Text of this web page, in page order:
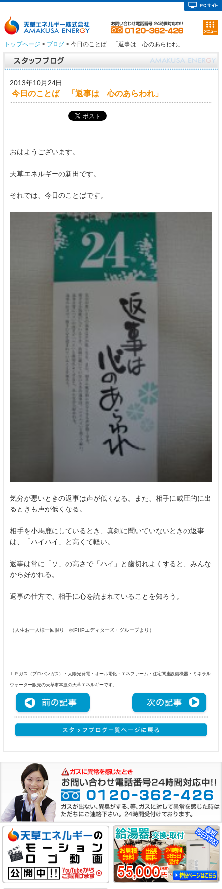
トップページ > ブログ> 今日のことば 「返事は 心のあらわれ」
2013年10月24日
今日のことば 「返事は 心のあらわれ」
おはようございます。
天草エネルギーの新田です。
それでは、今日のことばです。
気分が悪いときの返事は声が低くなる。また、相手に威圧的に出
るときも声が低くなる。
相手を小馬鹿にしているとき、真剣に聞いていないときの返事
は、「ハイハイ」と高くて軽い。
返事は常に「ソ」の高さで「ハイ」と歯切れよくすると、みんな
から好かれる。
返事の仕方で、相手に心を読まれていることを知ろう。
（人生お一人様一回限り ㈱PHPエディターズ・グループより）
ＬＰガス（プロパンガス）・太陽光発電・オール電化・エネファーム・住宅関連設備機器・ミネラル
ウォーター販売の天草市本渡の天草エネルギーです。